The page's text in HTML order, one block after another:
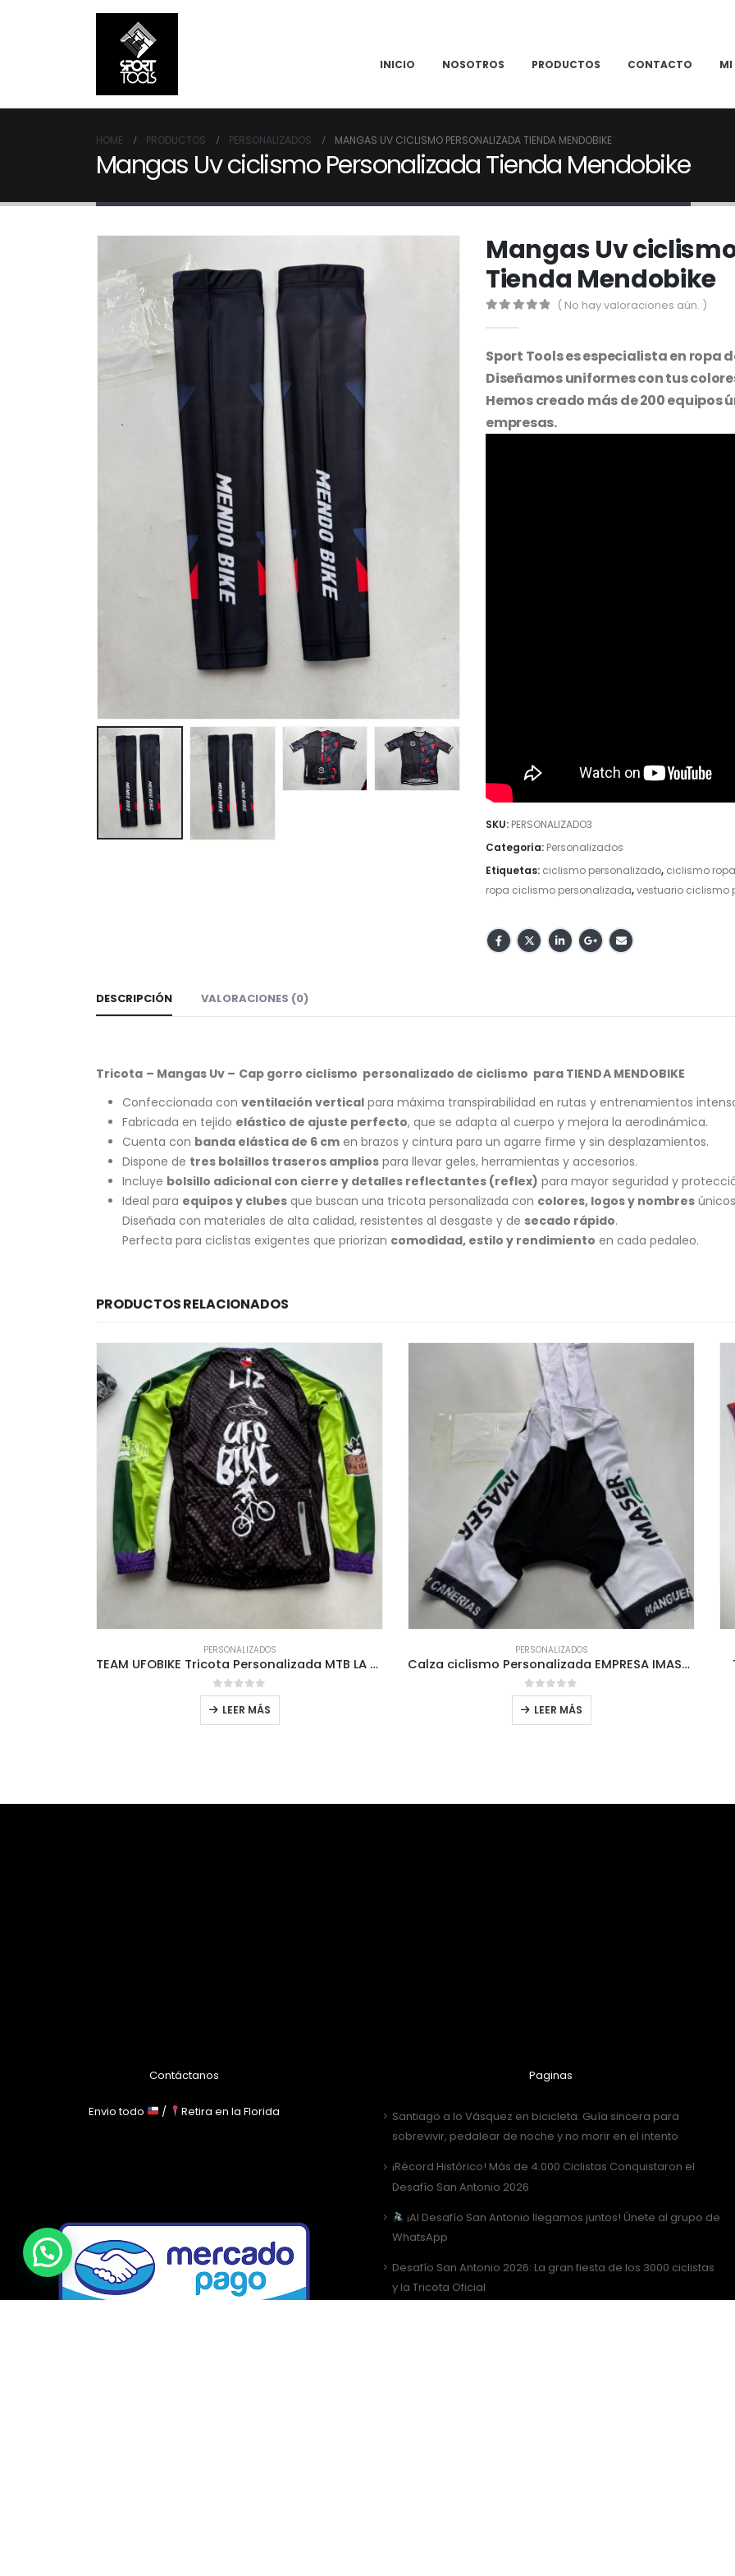
INICIO NOSOTROS PRODUCTOS CONTACTO MI
HOME PRODUCTOS PERSONALIZADOS MANGAS UV CICLISMO PERSONALIZADA TIENDA MENDOBIKE
Mangas Uv ciclismo Personalizada Tienda Mendobike
Mangas Uv
Tienda Mendobike
( No hay valoraciones aún. )
Sport Tools es especialista en ropa
Diseñamos uniformes con tus
Hemos creado más de 200 equipos
empresas.
SKU: PERSONALIZADO3
Categoría: Personalizados
Etiquetas: ciclismo personalizado, ciclismo
ropa ciclismo personalizada,vestuario ciclismo
DESCRIPCIÓN VALORACIONES (0)
Tricota – Mangas Uv – Cap gorro ciclismo personalizado de ciclismo para TIENDA MENDOBIKE
Confeccionada con ventilación vertical para máxima transpirabilidad en rutas y entrenamientos
Fabricada en tejido elástico de ajuste perfecto, que se adapta al cuerpo y mejora la aerodinámica.
Cuenta con banda elástica de 6 cm en brazos y cintura para un agarre firme y sin desplazamientos.
Dispone de tres bolsillos traseros amplios para llevar geles, herramientas y accesorios.
Incluye bolsillo adicional con cierre y detalles reflectantes (reflex) para mayor seguridad y
Ideal para equipos y clubes que buscan una tricota personalizada con colores, logos y nombres
Diseñada con materiales de alta calidad, resistentes al desgaste y de secado rápido.
Perfecta para ciclistas exigentes que priorizan comodidad, estilo y rendimiento en cada pedaleo.
PRODUCTOS RELACIONADOS
PERSONALIZADOS
TEAM UFOBIKE Tricota Personalizada MTB LA SERENA
0out of 5
LEER MÁS
PERSONALIZADOS
Calza ciclismo Personalizada EMPRESA IMASER 85
0out of 5
LEER MÁS
Contáctanos
Envio todo / Retira en la Florida
Paginas
Santiago a lo Vásquez en bicicleta: Guía sincera para
sobrevivir, pedalear de noche y no morir en el intento
¡Récord Histórico! Más de 4.000 Ciclistas Conquistaron el
Desafío San Antonio 2026
¡Al Desafío San Antonio llegamos juntos! Únete al grupo de
WhatsApp
Desafío San Antonio 2026: La gran fiesta de los 3000 ciclistas
y la Tricota Oficial